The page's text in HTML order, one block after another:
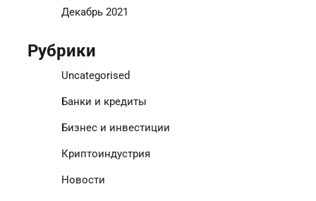
Декабрь 2021
Рубрики
Uncategorised
Банки и кредиты
Бизнес и инвестиции
Криптоиндустрия
Новости